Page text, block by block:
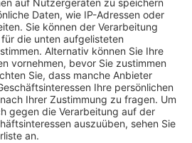
einen Unfall auf der A555
Godorf verursacht haben.
soll er um kurz vor 22 Uhr
Köln unterwegs
soll der Mann in der
mit deutlich erhöhter
überholt haben. Als er dann
Spur gewechselt ist,